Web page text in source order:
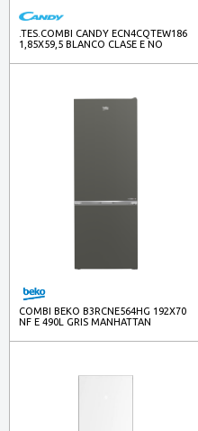
.TES.COMBI CANDY ECN4CQTEW186
1,85X59,5 BLANCO CLASE E NO
COMBI BEKO B3RCNE564HG 192X70
NF E 490L GRIS MANHATTAN